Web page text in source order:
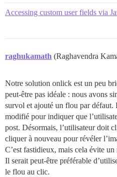
Accessing custom user fields via
raghukamath (Raghavendra
Notre solution onlick est un peu
peut-être pas idéale : nous avons
survol et ajouté un flou par défaut.
modifié pour indiquer que
post. Désormais, l’utilisateur doit
cliquer à nouveau pour révéler
C’est fastidieux, mais cela évite
Il serait peut-être préférable
le flou au clic.